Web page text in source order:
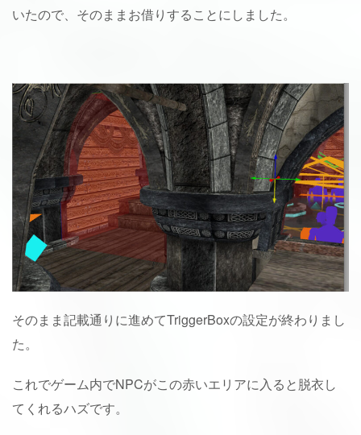
いたので、そのままお借りすることにしました。
そのまま記載通りに進めてTriggerBoxの設定が終わりまし
た。
これでゲーム内でNPCがこの赤いエリアに入ると脱衣し
てくれるハズです。